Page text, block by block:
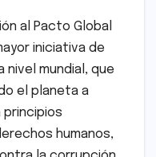
al Pacto Global
iniciativa de
mundial, que
el planeta a
humanos,